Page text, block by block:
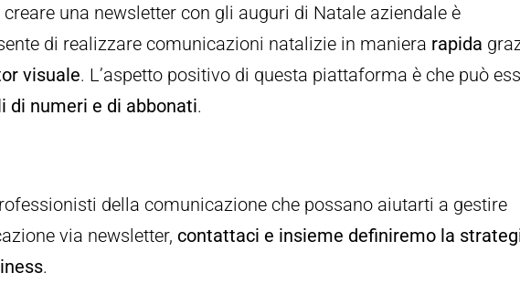
una newsletter con gli auguri di Natale aziendale è
di realizzare comunicazioni natalizie in maniera rapida
visuale. L’aspetto positivo di questa piattaforma è che può
di numeri e di abbonati.
della comunicazione che possano aiutarti a gestire
via newsletter, contattaci e insieme definiremo la
.